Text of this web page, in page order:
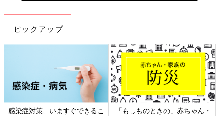
ピックアップ
感染症対策、いますぐできるこ
「もしものときの」赤ちゃん・